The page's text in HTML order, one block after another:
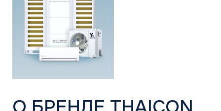
работу кондиционера, просто комфортно дышит,
живёт и работает.
В линейке THAICON есть решение для малых
и больших пространств: от маленькой квартиры
до бизнес-центра. Но у всех кондиционеров
THAICON есть нечто общее — они не просто
помогают свободно дышать, а делают жизнь